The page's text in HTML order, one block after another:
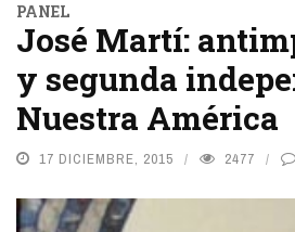
PANEL
José Martí:
y segunda
Nuestra América
17 DICIEMBRE, 2015 2477